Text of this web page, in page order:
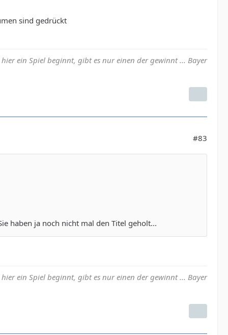
sind gedrückt
ein Spiel beginnt, gibt es nur einen der gewinnt ... Bayer
#83
haben ja noch nicht mal den Titel geholt...
ein Spiel beginnt, gibt es nur einen der gewinnt ... Bayer